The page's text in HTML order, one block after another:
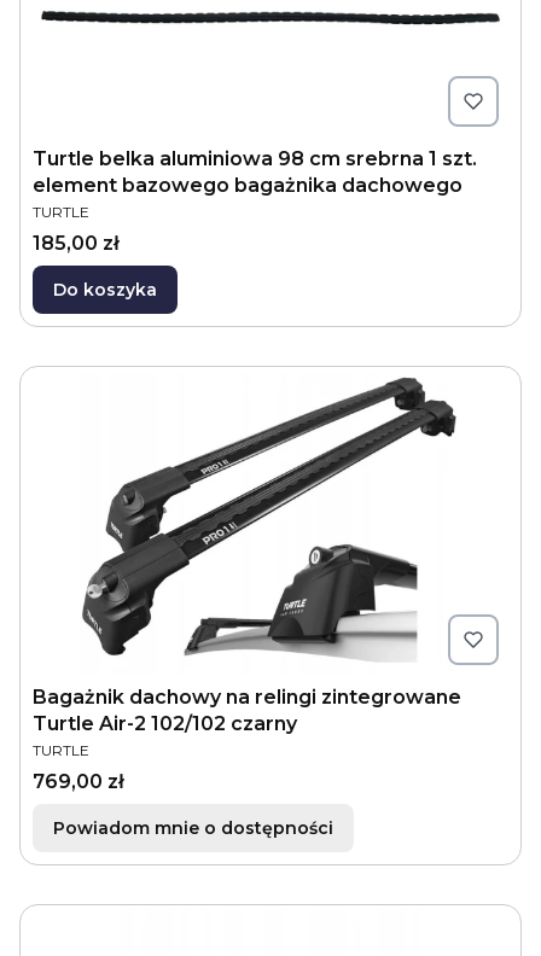
Turtle belka aluminiowa 98 cm srebrna 1 szt.
element bazowego bagażnika dachowego
PRODUCENT
TURTLE
Cena
185,00 zł
Do koszyka
Bagażnik dachowy na relingi zintegrowane
Turtle Air-2 102/102 czarny
PRODUCENT
TURTLE
Cena
769,00 zł
Powiadom mnie o dostępności